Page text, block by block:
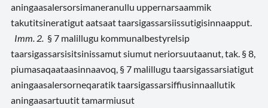
aningaasalersorsimaneranullu uppernarsaammik
takutitsineratigut aatsaat taarsigassarsiissutigisinnaapput.
Imm. 2. § 7 malillugu kommunalbestyrelsip
taarsigassarsisitsinissamut siumut neriorsuutaanut, tak. § 8,
piumasaqaataasinnaavoq, § 7 malillugu taarsigassarsiatigut
aningaasalersorneqaratik taarsigassarsiffiusinnaallutik
aningaasartuutit tamarmiusut